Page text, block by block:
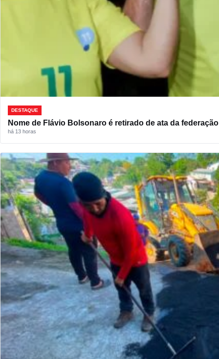
DESTAQUE
Nome de Flávio Bolsonaro é retirado de ata da
há 13 horas